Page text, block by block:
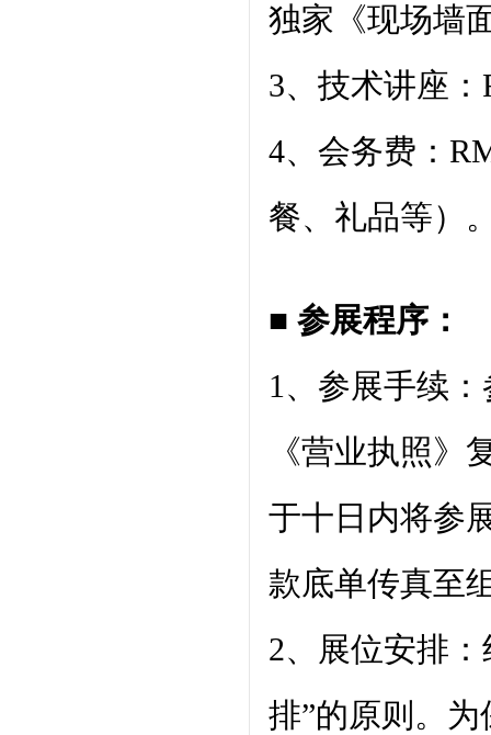
独家《现场墙
3、技术讲座
4、会务费：
餐、礼品等）
■ 参展程序：
1、参展手续
《营业执照
于十日内将参
款底单传真至
2、展位安排
排”的原则。